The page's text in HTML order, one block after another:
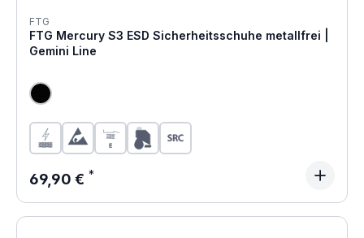
FTG
FTG Mercury S3 ESD Sicherheitsschuhe metallfrei |
Gemini Line
Regulärer Preis:
69,90 €